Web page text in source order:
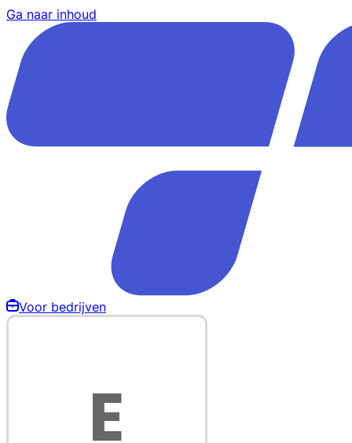
Ga naar inhoud
Voor bedrijven